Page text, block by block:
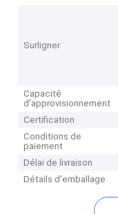
Surligner
Capacité
d'approvisionnement
Certification
Conditions de
paiement
Délai de livraison
Détails d'emballage